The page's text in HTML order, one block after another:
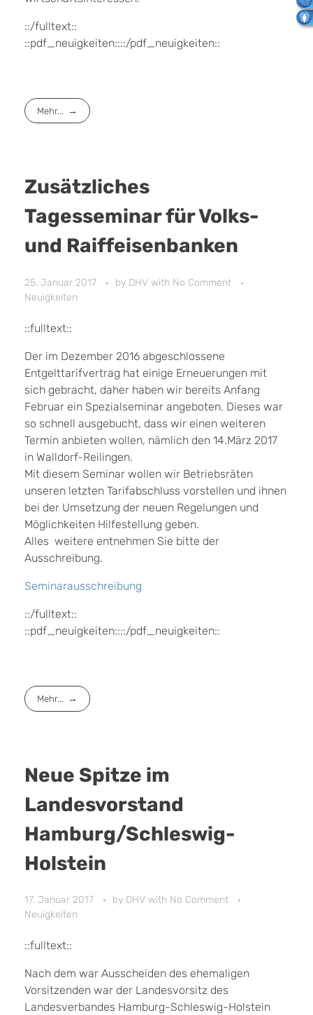
::/fulltext::
::pdf_neuigkeiten::::/pdf_neuigkeiten::
Mehr...
Zusätzliches
Tagesseminar für Volks-
und Raiffeisenbanken
25. Januar 2017 by DHV with No Comment
Neuigkeiten
::fulltext::
Der im Dezember 2016 abgeschlossene
Entgelttarifvertrag hat einige Erneuerungen mit
sich gebracht, daher haben wir bereits Anfang
Februar ein Spezialseminar angeboten. Dieses war
so schnell ausgebucht, dass wir einen weiteren
Termin anbieten wollen, nämlich den 14.März 2017
in Walldorf-Reilingen.
Mit diesem Seminar wollen wir Betriebsräten
unseren letzten Tarifabschluss vorstellen und ihnen
bei der Umsetzung der neuen Regelungen und
Möglichkeiten Hilfestellung geben.
Alles weitere entnehmen Sie bitte der
Ausschreibung.
Seminarausschreibung
::/fulltext::
::pdf_neuigkeiten::::/pdf_neuigkeiten::
Mehr...
Neue Spitze im
Landesvorstand
Hamburg/Schleswig-
Holstein
17. Januar 2017 by DHV with No Comment
Neuigkeiten
::fulltext::
Nach dem war Ausscheiden des ehemaligen
Vorsitzenden war der Landesvorsitz des
Landesverbandes Hamburg-Schleswig-Holstein